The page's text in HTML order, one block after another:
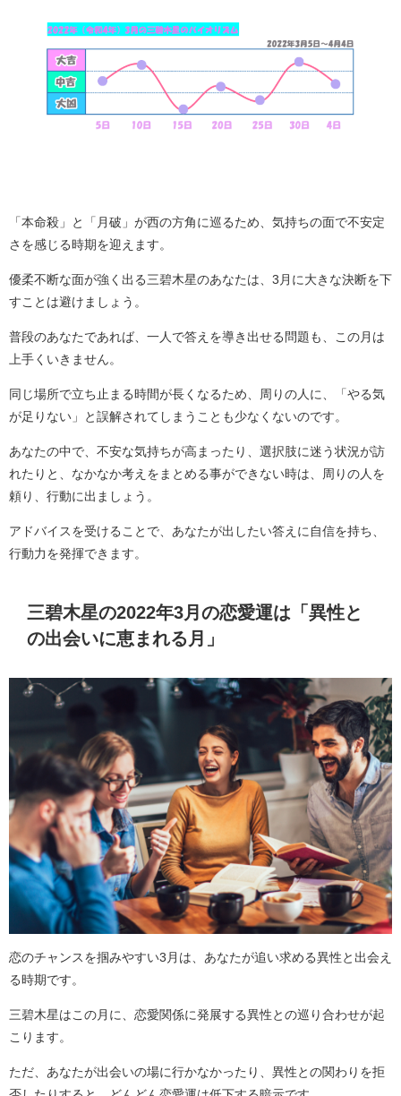
「本命殺」と「月破」が西の方角に巡るため、気持ちの面で不安定
さを感じる時期を迎えます。
優柔不断な面が強く出る三碧木星のあなたは、3月に大きな決断を下
すことは避けましょう。
普段のあなたであれば、一人で答えを導き出せる問題も、この月は
上手くいきません。
同じ場所で立ち止まる時間が長くなるため、周りの人に、「やる気
が足りない」と誤解されてしまうことも少なくないのです。
あなたの中で、不安な気持ちが高まったり、選択肢に迷う状況が訪
れたりと、なかなか考えをまとめる事ができない時は、周りの人を
頼り、行動に出ましょう。
アドバイスを受けることで、あなたが出したい答えに自信を持ち、
行動力を発揮できます。
三碧木星の2022年3月の恋愛運は「異性と
の出会いに恵まれる月」
恋のチャンスを掴みやすい3月は、あなたが追い求める異性と出会え
る時期です。
三碧木星はこの月に、恋愛関係に発展する異性との巡り合わせが起
こります。
ただ、あなたが出会いの場に行かなかったり、異性との関わりを拒